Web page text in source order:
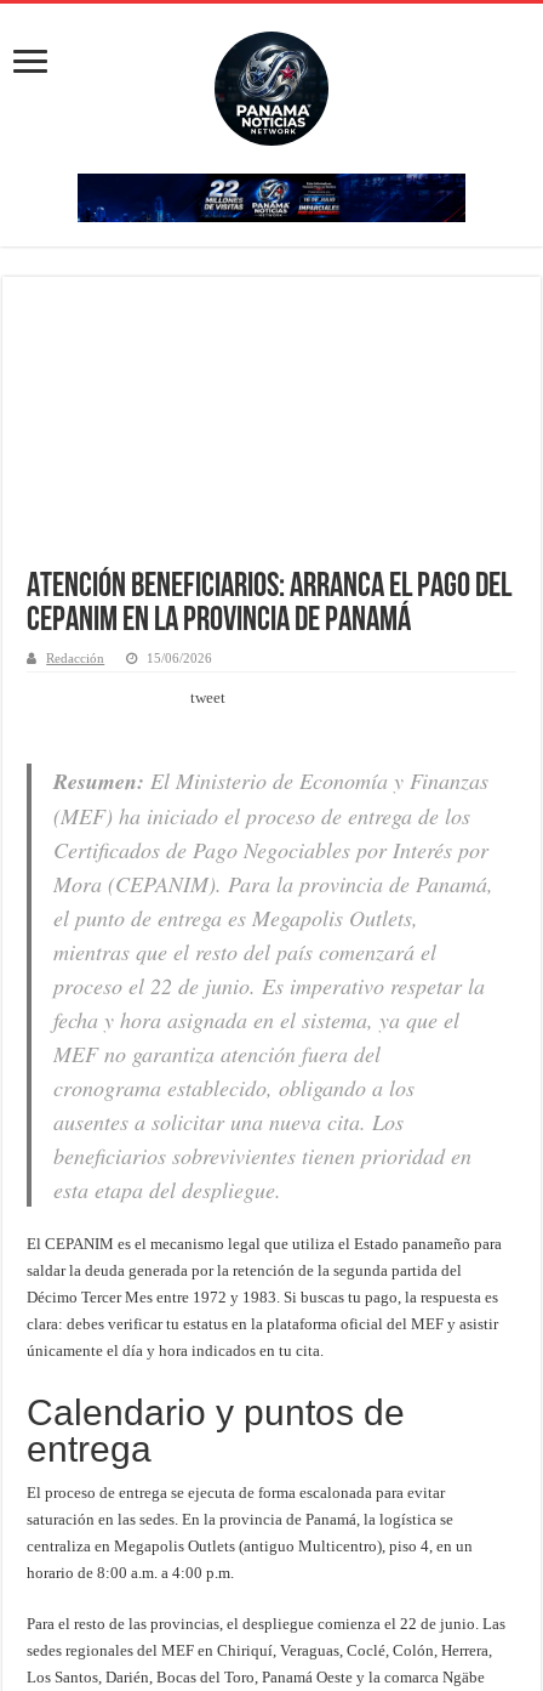
Atención Beneficiarios: Arranca el pago del
CEPANIM en la provincia de Panamá
Redacción 15/06/2026
tweet
Resumen: El Ministerio de Economía y Finanzas
(MEF) ha iniciado el proceso de entrega de los
Certificados de Pago Negociables por Interés por
Mora (CEPANIM). Para la provincia de Panamá,
el punto de entrega es Megapolis Outlets,
mientras que el resto del país comenzará el
proceso el 22 de junio. Es imperativo respetar la
fecha y hora asignada en el sistema, ya que el
MEF no garantiza atención fuera del
cronograma establecido, obligando a los
ausentes a solicitar una nueva cita. Los
beneficiarios sobrevivientes tienen prioridad en
esta etapa del despliegue.
El CEPANIM es el mecanismo legal que utiliza el Estado panameño para
saldar la deuda generada por la retención de la segunda partida del
Décimo Tercer Mes entre 1972 y 1983. Si buscas tu pago, la respuesta es
clara: debes verificar tu estatus en la plataforma oficial del MEF y asistir
únicamente el día y hora indicados en tu cita.
Calendario y puntos de
entrega
El proceso de entrega se ejecuta de forma escalonada para evitar
saturación en las sedes. En la provincia de Panamá, la logística se
centraliza en Megapolis Outlets (antiguo Multicentro), piso 4, en un
horario de 8:00 a.m. a 4:00 p.m.
Para el resto de las provincias, el despliegue comienza el 22 de junio. Las
sedes regionales del MEF en Chiriquí, Veraguas, Coclé, Colón, Herrera,
Los Santos, Darién, Bocas del Toro, Panamá Oeste y la comarca Ngäbe